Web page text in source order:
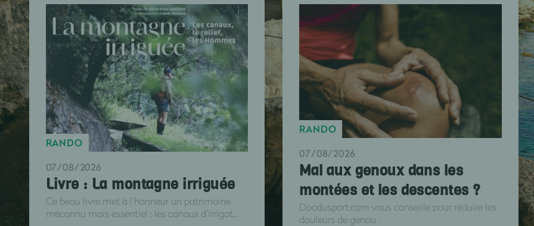
RANDO
07/08/2026
Livre : La montagne irriguée
Ce beau livre met à l’honneur un patrimoine
méconnu mais essentiel : les canaux d’irrigat...
RANDO
07/08/2026
Mal aux genoux dans les
montées et les descentes ?
Docdusport.com vous conseille pour réduire les
douleurs de genou .